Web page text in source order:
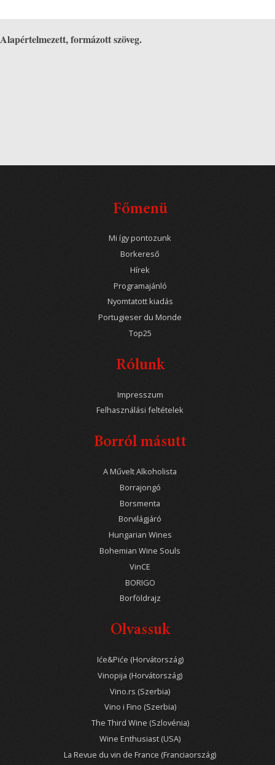
Alapértelmezett, formázott szöveg.
Főmenü
Mi így pontozunk
Borkereső
Hírek
Programajánló
Nyomtatott kiadás
Portugieser du Monde
Top25
Rólunk
Impresszum
Felhasználási feltételek
Borról másutt
A Művelt Alkoholista
Borrajongó
Borsmenta
Borvilágjáró
Hungarian Wines
Bohemian Wine Souls
VinCE
BORIGO
Borföldrajz
Olvassuk
Iće&Piće (Horvátország)
Vinopija (Horvátország)
Vino.rs (Szerbia)
Vino i Fino (Szerbia)
The Third Wine (Szlovénia)
Wine Enthusiast (USA)
La Revue du vin de France (Franciaország)